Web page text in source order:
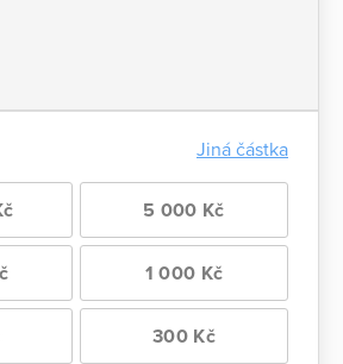
Jiná částka
5 000 Kč
1 000 Kč
300 Kč